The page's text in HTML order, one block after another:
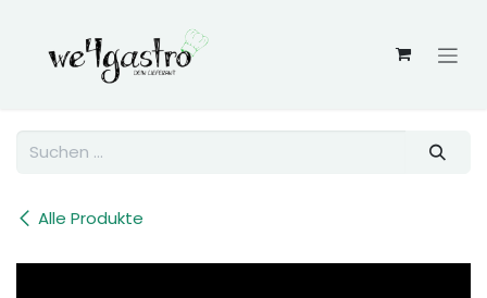
Alle Produkte